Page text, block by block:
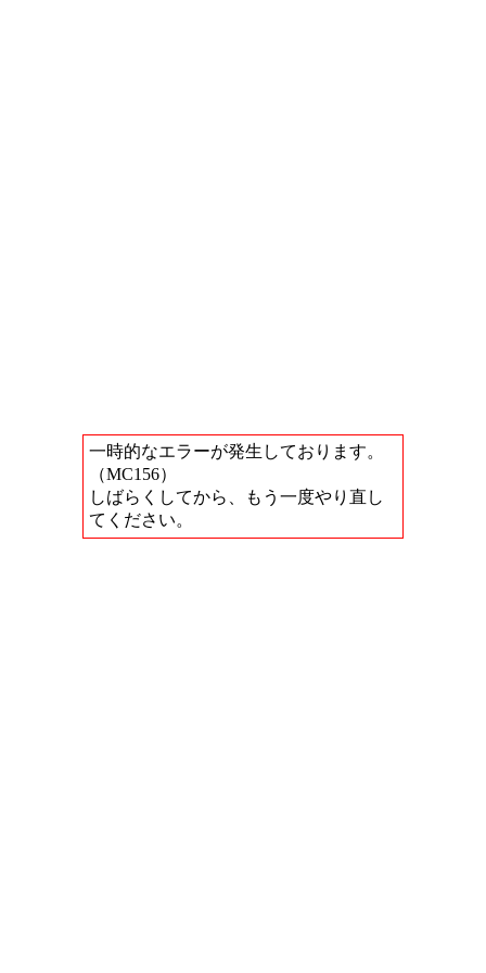
一時的なエラーが発生しております。
（MC156）
しばらくしてから、もう一度やり直し
てください。